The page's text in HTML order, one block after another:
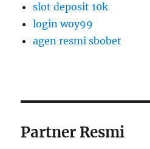
slot deposit 10k
login woy99
agen resmi sbobet
Partner Resmi